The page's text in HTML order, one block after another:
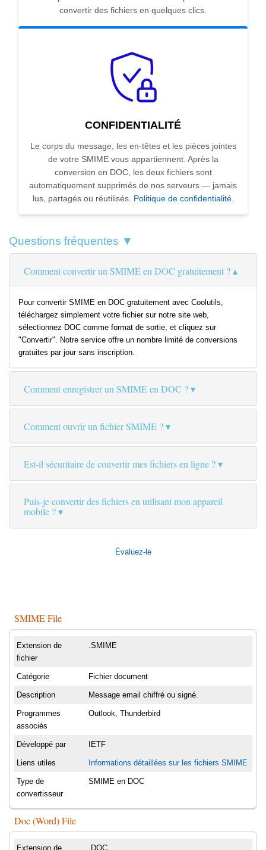
convertir des fichiers en quelques clics.
CONFIDENTIALITÉ
Le corps du message, les en-têtes et les pièces jointes
de votre SMIME vous appartiennent. Après la
conversion en DOC, les deux fichiers sont
automatiquement supprimés de nos serveurs — jamais
lus, partagés ou réutilisés. Politique de confidentialité.
Questions fréquentes ▼
Comment convertir un SMIME en DOC gratuitement ?
Pour convertir SMIME en DOC gratuitement avec Coolutils,
téléchargez simplement votre fichier sur notre site web,
sélectionnez DOC comme format de sortie, et cliquez sur
"Convertir". Notre service offre un nombre limité de conversions
gratuites par jour sans inscription.
Comment enregistrer un SMIME en DOC ?
Comment ouvrir un fichier SMIME ?
Est-il sécuritaire de convertir mes fichiers en ligne ?
Puis-je convertir des fichiers en utilisant mon appareil
mobile ?
Évaluez-le
SMIME File
Extension de
fichier
.SMIME
Catégorie Fichier document
Description Message email chiffré ou signé.
Programmes
associés
Outlook, Thunderbird
Développé par IETF
Liens utiles Informations détaillées sur les fichiers SMIME
Type de
convertisseur
SMIME en DOC
Doc (Word) File
Extension de
.DOC